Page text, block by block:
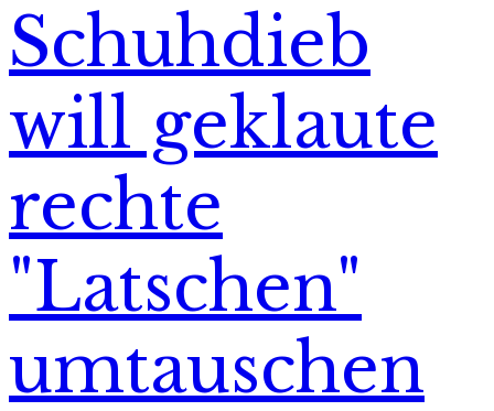
Schuhdieb
will geklaute
rechte
"Latschen"
umtauschen